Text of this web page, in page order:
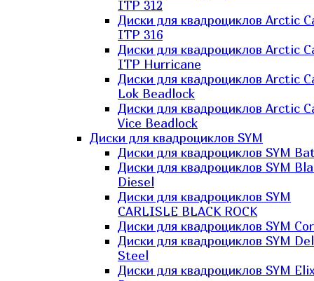
ITP 312
Диски для квадроциклов Arctic
ITP 316
Диски для квадроциклов Arctic
ITP Hurricane
Диски для квадроциклов Arctic
Lok Beadlock
Диски для квадроциклов Arctic
Vice Beadlock
Диски для квадроциклов SYM
Диски для квадроциклов SYM
Диски для квадроциклов SYM
Diesel
Диски для квадроциклов SYM
CARLISLE BLACK ROCK
Диски для квадроциклов SYM
Диски для квадроциклов SYM
Steel
Диски для квадроциклов SYM